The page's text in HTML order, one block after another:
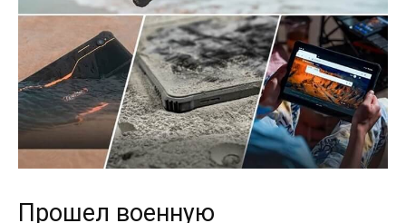
Прошел военную